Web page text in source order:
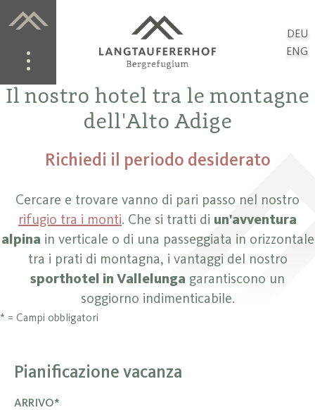
DEU
ENG
Il nostro hotel tra le montagne
dell'Alto Adige
Richiedi il periodo desiderato
Cercare e trovare vanno di pari passo nel nostro
rifugio tra i monti. Che si tratti di un'avventura
alpinain verticale o di una passeggiata in orizzontale
tra i prati di montagna, i vantaggi del nostro
sporthotel in Vallelunga garantiscono un
soggiorno indimenticabile.
* = Campi obbligatori
Pianificazione vacanza
ARRIVO*